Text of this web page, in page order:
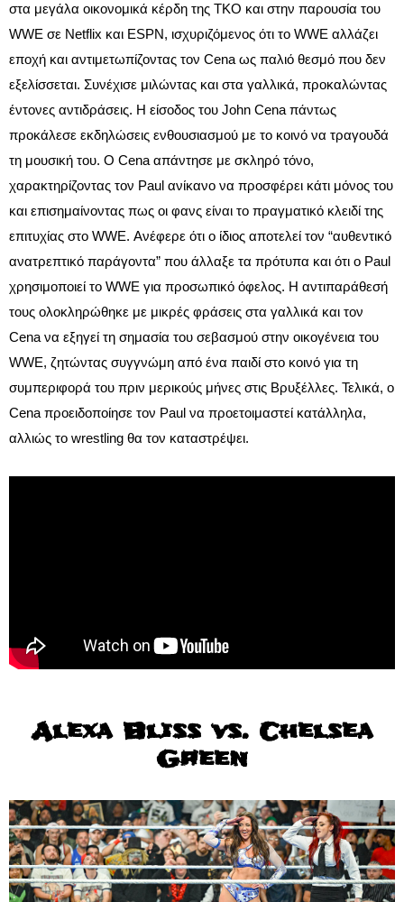
στα μεγάλα οικονομικά κέρδη της TKO και στην παρουσία του
WWE σε Netflix και ESPN, ισχυριζόμενος ότι το WWE αλλάζει
εποχή και αντιμετωπίζοντας τον Cena ως παλιό θεσμό που δεν
εξελίσσεται. Συνέχισε μιλώντας και στα γαλλικά, προκαλώντας
έντονες αντιδράσεις. Η είσοδος του John Cena πάντως
προκάλεσε εκδηλώσεις ενθουσιασμού με το κοινό να τραγουδά
τη μουσική του. Ο Cena απάντησε με σκληρό τόνο,
χαρακτηρίζοντας τον Paul ανίκανο να προσφέρει κάτι μόνος του
και επισημαίνοντας πως οι φανς είναι το πραγματικό κλειδί της
επιτυχίας στο WWE. Ανέφερε ότι ο ίδιος αποτελεί τον “αυθεντικό
ανατρεπτικό παράγοντα” που άλλαξε τα πρότυπα και ότι ο Paul
χρησιμοποιεί το WWE για προσωπικό όφελος. Η αντιπαράθεσή
τους ολοκληρώθηκε με μικρές φράσεις στα γαλλικά και τον
Cena να εξηγεί τη σημασία του σεβασμού στην οικογένεια του
WWE, ζητώντας συγγνώμη από ένα παιδί στο κοινό για τη
συμπεριφορά του πριν μερικούς μήνες στις Βρυξέλλες. Τελικά, ο
Cena προειδοποίησε τον Paul να προετοιμαστεί κατάλληλα,
αλλιώς το wrestling θα τον καταστρέψει.
Alexa Bliss vs. Chelsea
Green